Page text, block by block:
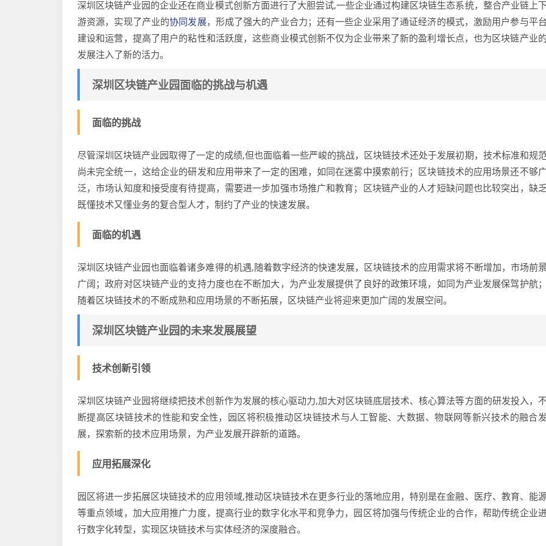
深圳区块链产业园的企业还在商业模式创新方面进行了大胆尝试,一些企业通过构建区块链生态系统，整合产业链上
游资源，实现了产业的协同发展，形成了强大的产业合力；还有一些企业采用了通证经济的模式，激励用户参与平台
建设和运营，提高了用户的粘性和活跃度，这些商业模式创新不仅为企业带来了新的盈利增长点，也为区块链产业的
发展注入了新的活力。
深圳区块链产业园面临的挑战与机遇
面临的挑战
尽管深圳区块链产业园取得了一定的成绩,但也面临着一些严峻的挑战，区块链技术还处于发展初期，技术标准和规
尚未完全统一，这给企业的研发和应用带来了一定的困难，如同在迷雾中摸索前行；区块链技术的应用场景还不够广
泛，市场认知度和接受度有待提高，需要进一步加强市场推广和教育；区块链产业的人才短缺问题也比较突出，缺
既懂技术又懂业务的复合型人才，制约了产业的快速发展。
面临的机遇
深圳区块链产业园也面临着诸多难得的机遇,随着数字经济的快速发展，区块链技术的应用需求将不断增加，市场前景
广阔；政府对区块链产业的支持力度也在不断加大，为产业发展提供了良好的政策环境，如同为产业发展保驾护航；
随着区块链技术的不断成熟和应用场景的不断拓展，区块链产业将迎来更加广阔的发展空间。
深圳区块链产业园的未来发展展望
技术创新引领
深圳区块链产业园将继续把技术创新作为发展的核心驱动力,加大对区块链底层技术、核心算法等方面的研发投入，
断提高区块链技术的性能和安全性，园区将积极推动区块链技术与人工智能、大数据、物联网等新兴技术的融合发
展，探索新的技术应用场景，为产业发展开辟新的道路。
应用拓展深化
园区将进一步拓展区块链技术的应用领域,推动区块链技术在更多行业的落地应用，特别是在金融、医疗、教育、能
等重点领域，加大应用推广力度，提高行业的数字化水平和竞争力，园区将加强与传统企业的合作，帮助传统企业
行数字化转型，实现区块链技术与实体经济的深度融合。